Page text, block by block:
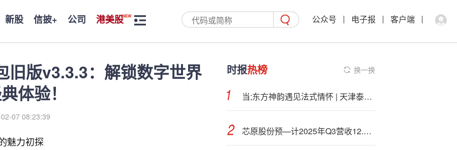
新股 信披+ 公司 港美股 公众号 电子报 客户端
旧版v3.3.3：解锁数字世界
体验！
07 08:23:39
魅力初探
时报热榜 换一换
当;东方神韵遇见法式情怀 | 天津泰达 · 格调步庭
芯原股份预—计2025年Q3营收12.84亿元 创历史新高